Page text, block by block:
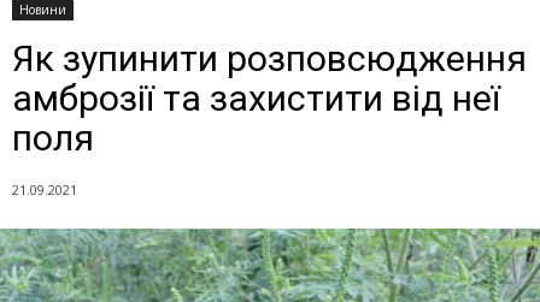
Новини
Як зупинити розповсюдження
амброзії та захистити від неї
поля
21.09.2021